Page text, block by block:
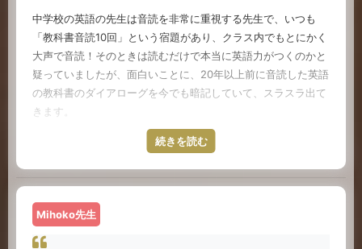
中学校の英語の先生は音読を非常に重視する先生で、いつも
「教科書音読10回」という宿題があり、クラス内でもとにかく
大声で音読！そのときは読むだけで本当に英語力がつくのかと
疑っていましたが、面白いことに、20年以上前に音読した英語
の教科書のダイアローグを今でも暗記していて、スラスラ出て
きます。
音読の効果ってすごい！です。大人の私たちは目だけで見て暗
記しようとすることが多いですが、口で読んで、手で書いて、
決まっています。体はつながってるので、口が慣れれば耳も慣
れてくるので、スピーキング能力の向上は確実にリスニング能
続きを読む
Mihoko先生